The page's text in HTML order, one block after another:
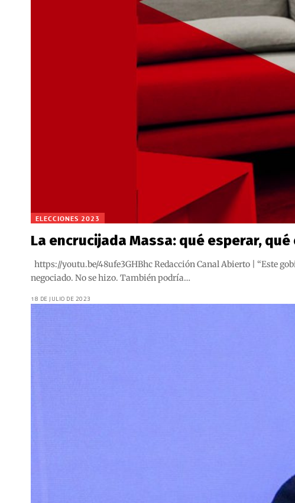
ELECCIONES 2023
La encrucijada Massa: qué esperar,
https://youtu.be/48ufe3GHBhc Redacción Canal Abierto | “Este
negociado. No se hizo. También podría…
18 DE JULIO DE 2023